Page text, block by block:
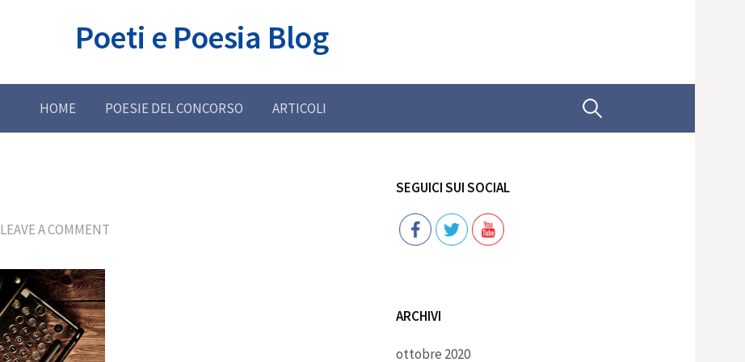
Poeti e Poesia Blog
HOME POESIE DEL CONCORSO ARTICOLI Ricerca
LEAVE A COMMENT
SEGUICI SUI SOCIAL
Follow
ARCHIVI
ottobre 2020